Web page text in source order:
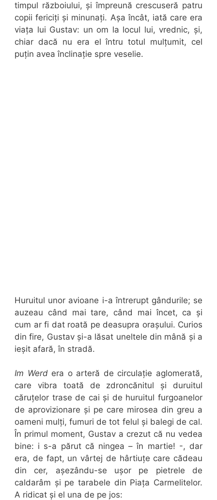
timpul războiului, și împreună crescuseră patru
copii fericiți și minunați. Așa încât, iată care era
viața lui Gustav: un om la locul lui, vrednic, și,
chiar dacă nu era el întru totul mulțumit, cel
puțin avea înclinație spre veselie.
Huruitul unor avioane i-a întrerupt gândurile; se
auzeau când mai tare, când mai încet, ca și
cum ar fi dat roată pe deasupra orașului. Curios
din fire, Gustav și-a lăsat uneltele din mână și a
ieșit afară, în stradă.
Im Werdera o arteră de circulație aglomerată,
care vibra toată de zdroncănitul și duruitul
căruțelor trase de cai și de huruitul furgoanelor
de aprovizionare și pe care mirosea din greu a
oameni mulți, fumuri de tot felul și balegi de cal.
În primul moment, Gustav a crezut că nu vedea
bine: i s-a părut că ningea – în martie! -, dar
era, de fapt, un vârtej de hârtiuțe care cădeau
din cer, așezându-se ușor pe pietrele de
caldarâm și pe tarabele din Piața Carmelitelor.
A ridicat și el una de pe jos: